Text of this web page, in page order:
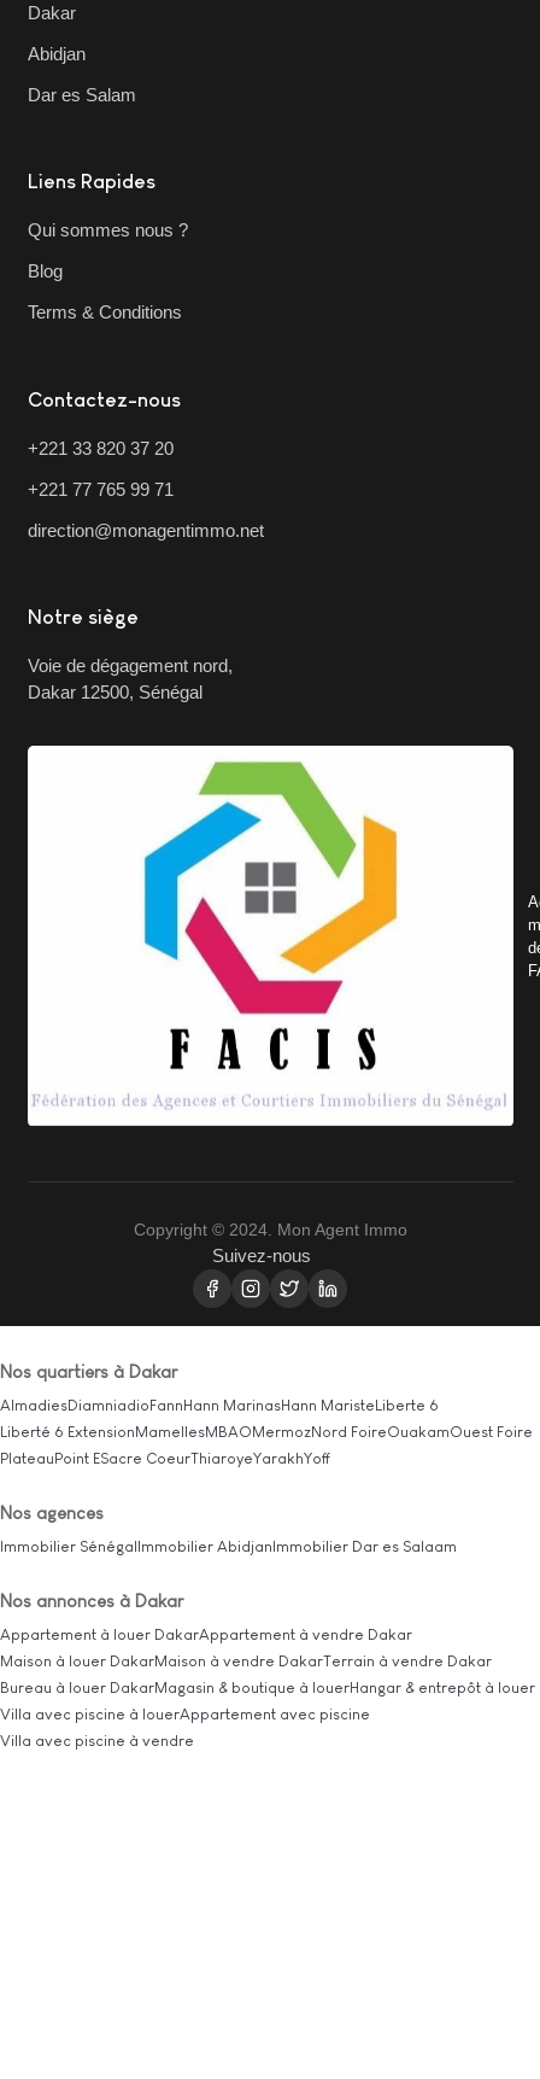
Dakar
Abidjan
Dar es Salam
Liens Rapides
Qui sommes nous ?
Blog
Terms & Conditions
Contactez-nous
+221 33 820 37 20
+221 77 765 99 71
direction@monagentimmo.net
Notre siège
Voie de dégagement nord,
Dakar 12500, Sénégal
Copyright © 2024. Mon Agent Immo
Suivez-nous
Nos quartiers à Dakar
AlmadiesDiamniadioFannHann MarinasHann MaristeLiberte 6
Liberté 6 ExtensionMamellesMBAOMermozNord FoireOuakamOuest Foire
PlateauPoint ESacre CoeurThiaroyeYarakhYoff
Nos agences
Immobilier SénégalImmobilier AbidjanImmobilier Dar es Salaam
Nos annonces à Dakar
Appartement à louer DakarAppartement à vendre Dakar
Maison à louer DakarMaison à vendre DakarTerrain à vendre Dakar
Bureau à louer DakarMagasin & boutique à louerHangar & entrepôt à louer
Villa avec piscine à louerAppartement avec piscine
Villa avec piscine à vendre